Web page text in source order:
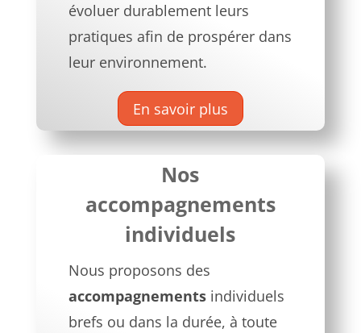
évoluer durablement leurs
pratiques afin de prospérer dans
leur environnement.
En savoir plus
Nos
accompagnements
individuels
Nous proposons des
accompagnements individuels
brefs ou dans la durée, à toute